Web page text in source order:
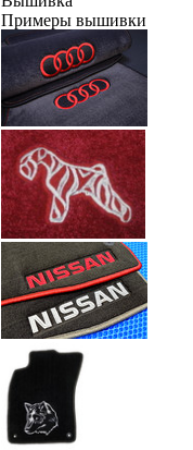
Примеры вышивки